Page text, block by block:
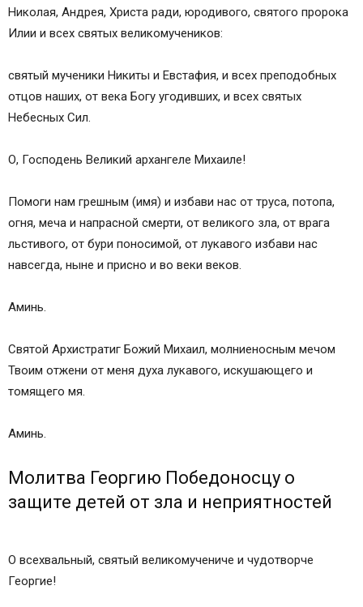
Николая, Андрея, Христа ради, юродивого, святого пророка
Илии и всех святых великомучеников:
святый мученики Никиты и Евстафия, и всех преподобных
отцов наших, от века Богу угодивших, и всех святых
Небесных Сил.
О, Господень Великий архангеле Михаиле!
Помоги нам грешным (имя) и избави нас от труса, потопа,
огня, меча и напрасной смерти, от великого зла, от врага
льстивого, от бури поносимой, от лукавого избави нас
навсегда, ныне и присно и во веки веков.
Аминь.
Святой Архистратиг Божий Михаил, молниеносным мечом
Твоим отжени от меня духа лукавого, искушающего и
томящего мя.
Аминь.
Молитва Георгию Победоносцу о
защите детей от зла и неприятностей
О всехвальный, святый великомучениче и чудотворче
Георгие!